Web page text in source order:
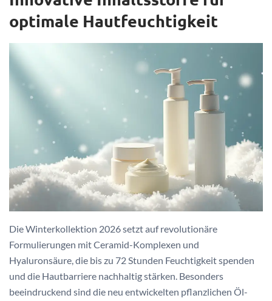
optimale Hautfeuchtigkeit
Die Winterkollektion 2026 setzt auf revolutionäre
Formulierungen mit Ceramid-Komplexen und
Hyaluronsäure, die bis zu 72 Stunden Feuchtigkeit spenden
und die Hautbarriere nachhaltig stärken. Besonders
beeindruckend sind die neu entwickelten pflanzlichen Öl-